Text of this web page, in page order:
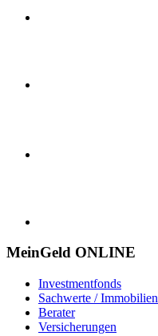
MeinGeld ONLINE
Investmentfonds
Sachwerte / Immobilien
Berater
Versicherungen